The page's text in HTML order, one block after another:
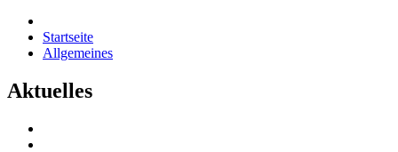
Startseite
Allgemeines
Aktuelles